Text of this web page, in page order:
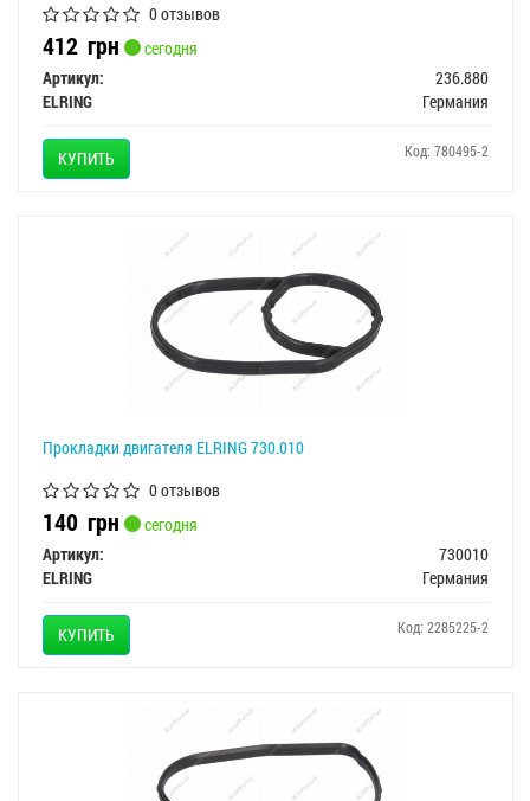
0 отзывов
412 грн
сегодня
Артикул:
236.880
ELRING
Германия
КУПИТЬ Код: 780495-2
Прокладки двигателя ELRING 730.010
0 отзывов
140 грн
сегодня
Артикул:
730010
ELRING
Германия
КУПИТЬ Код: 2285225-2